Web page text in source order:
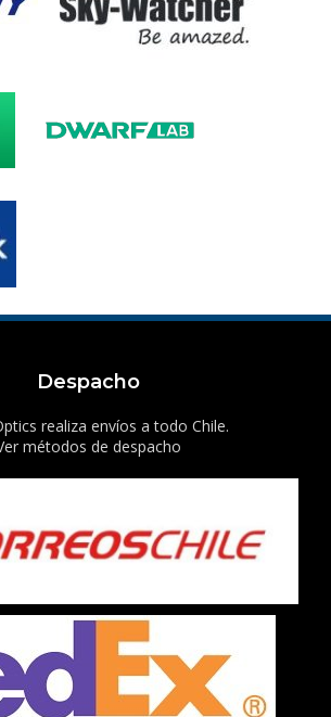
Despacho
realiza envíos a todo Chile.
métodos de despacho